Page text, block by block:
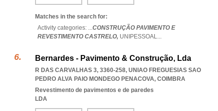
Matches in the search for:
Activity categories: ...CONSTRUÇÃO PAVIMENTO E
REVESTIMENTO CASTRELO, UNIPESSOAL...
Bernardes - Pavimento & Construção, Lda
R DAS CARVALHAS 3, 3360-258, UNIAO FREGUESIAS SAO
PEDRO ALVA PAIO MONDEGO PENACOVA, COIMBRA
Revestimento de pavimentos e de paredes
LDA